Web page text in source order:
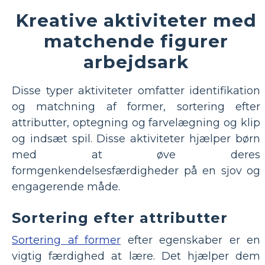
Kreative aktiviteter med
matchende figurer
arbejdsark
Disse typer aktiviteter omfatter identifikation
og matchning af former, sortering efter
attributter, optegning og farvelægning og klip
og indsæt spil. Disse aktiviteter hjælper børn
med at øve deres
formgenkendelsesfærdigheder på en sjov og
engagerende måde.
Sortering efter attributter
Sortering af former efter egenskaber er en
vigtig færdighed at lære. Det hjælper dem